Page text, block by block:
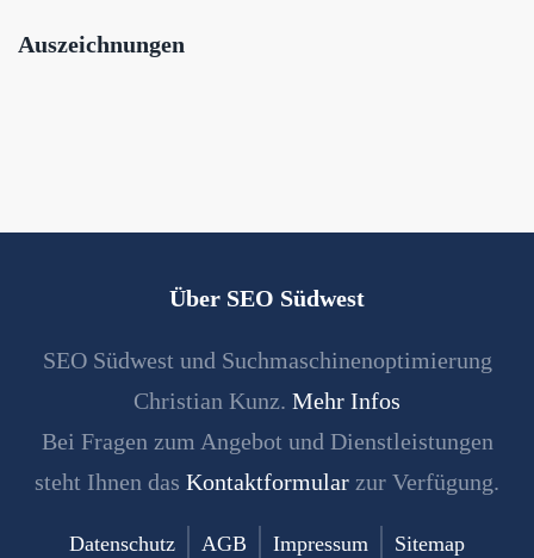
Auszeichnungen
Über SEO Südwest
SEO Südwest und Suchmaschinenoptimierung
Christian Kunz. Mehr Infos
Bei Fragen zum Angebot und Dienstleistungen
steht Ihnen das Kontaktformular zur Verfügung.
Datenschutz AGB Impressum Sitemap